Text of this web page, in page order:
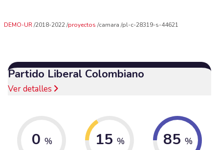
DEMO-UR 2018-2022 proyectos camara pl-c-28319-s-44621
Partido Liberal Colombiano
Ver detalles
0 % 15 % 85 %